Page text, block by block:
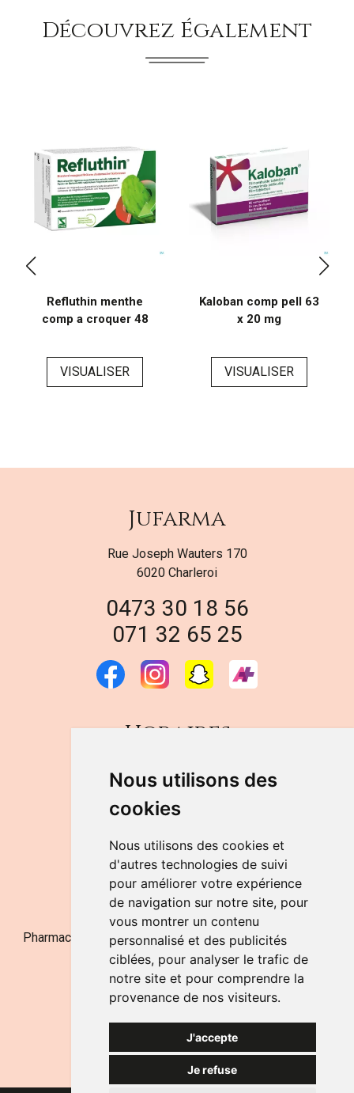
Nous utilisons des
cookies
Nous utilisons des cookies et
d'autres technologies de suivi
pour améliorer votre expérience
de navigation sur notre site, pour
vous montrer un contenu
personnalisé et des publicités
ciblées, pour analyser le trafic de
notre site et pour comprendre la
provenance de nos visiteurs.
J'accepte
Je refuse
Découvrez Également
Refluthin menthe
comp a croquer 48
VISUALISER
Kaloban comp pell 63
x 20 mg
VISUALISER
Jufarma
Rue Joseph Wauters 170
6020 Charleroi
0473 30 18 56
071 32 65 25
Horaires
DU LUNDI AU VENDREDI
de 9h à 12h30 et de 14h à 18h
LE SAMEDI
de 9h à 12h30
NOUS CONTACTER
Pharmacie Jufarma - Fatima Abachra - APB 521704 - N°
Entreprise BE0882-700-592